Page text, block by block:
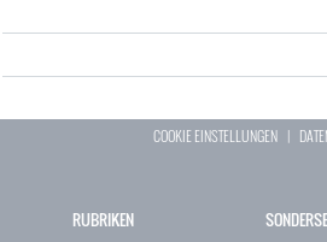
COOKIE EINSTELLUNGEN |
RUBRIKEN